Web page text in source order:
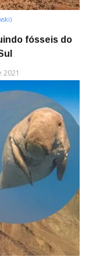
fósseis do
2021